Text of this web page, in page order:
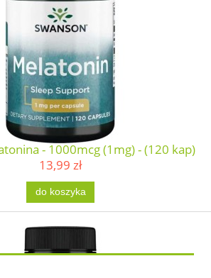
- 1000mcg (1mg) - (120 kap)
13,99 zł
do koszyka